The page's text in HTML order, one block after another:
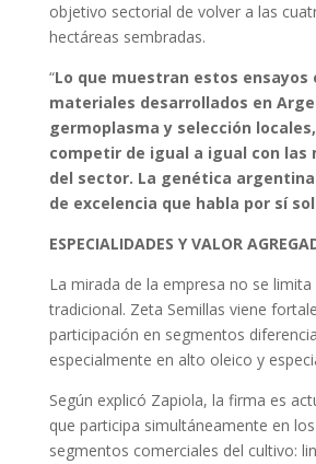
objetivo sectorial de volver a las
hectáreas sembradas.
“Lo que muestran estos ensayos
materiales desarrollados en
germoplasma y selección
competir de igual a igual con las
del sector. La genética
de excelencia que habla por sí
ESPECIALIDADES Y VALOR
La mirada de la empresa no se
tradicional. Zeta Semillas viene
participación en segmentos
especialmente en alto oleico y
Según explicó Zapiola, la firma es
que participa simultáneamente en
segmentos comerciales del cultivo: